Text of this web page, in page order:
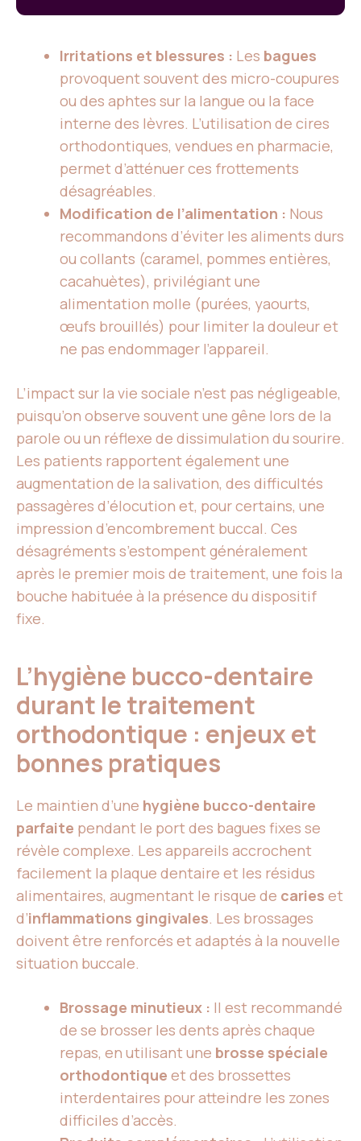
Irritations et blessures : Les bagues
provoquent souvent des micro-coupures
ou des aphtes sur la langue ou la face
interne des lèvres. L’utilisation de cires
orthodontiques, vendues en pharmacie,
permet d’atténuer ces frottements
désagréables.
Modification de l’alimentation : Nous
recommandons d’éviter les aliments durs
ou collants (caramel, pommes entières,
cacahuètes), privilégiant une
alimentation molle (purées, yaourts,
œufs brouillés) pour limiter la douleur et
ne pas endommager l’appareil.
L’impact sur la vie sociale n’est pas négligeable,
puisqu’on observe souvent une gêne lors de la
parole ou un réflexe de dissimulation du sourire.
Les patients rapportent également une
augmentation de la salivation, des difficultés
passagères d’élocution et, pour certains, une
impression d’encombrement buccal. Ces
désagréments s’estompent généralement
après le premier mois de traitement, une fois la
bouche habituée à la présence du dispositif
fixe.
L’hygiène bucco-dentaire
durant le traitement
orthodontique : enjeux et
bonnes pratiques
Le maintien d’une hygiène bucco-dentaire
parfaite pendant le port des bagues fixes se
révèle complexe. Les appareils accrochent
facilement la plaque dentaire et les résidus
alimentaires, augmentant le risque de caries et
d’inflammations gingivales. Les brossages
doivent être renforcés et adaptés à la nouvelle
situation buccale.
Brossage minutieux : Il est recommandé
de se brosser les dents après chaque
repas, en utilisant une brosse spéciale
orthodontique et des brossettes
interdentaires pour atteindre les zones
difficiles d’accès.